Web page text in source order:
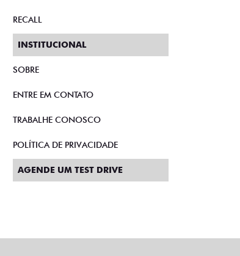
RECALL
INSTITUCIONAL
SOBRE
ENTRE EM CONTATO
TRABALHE CONOSCO
POLÍTICA DE PRIVACIDADE
AGENDE UM TEST DRIVE